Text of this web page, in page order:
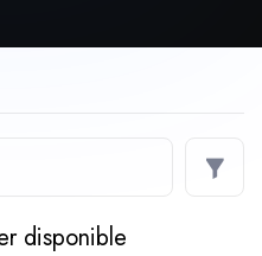
disponible